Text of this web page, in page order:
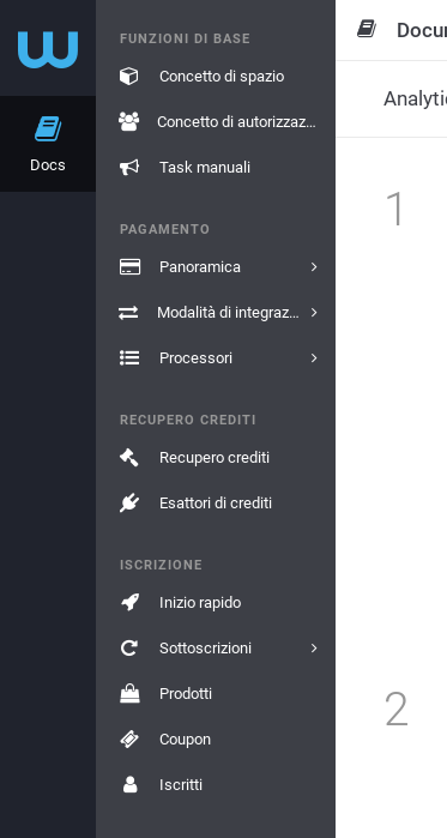
Docs
FUNZIONI DI BASE
Concetto di spazio
Concetto di autorizzazione
Task manuali
PAGAMENTO
Panoramica
Modalità di integrazione
Processori
RECUPERO CREDITI
Recupero crediti
Esattori di crediti
ISCRIZIONE
Inizio rapido
Sottoscrizioni
Prodotti
Coupon
Iscritti
1
2